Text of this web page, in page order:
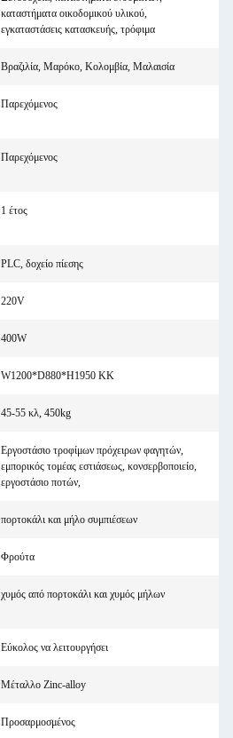
καταστήματα οικοδομικού υλικού,
εγκαταστάσεις κατασκευής, τρόφιμα
Βραζιλία, Μαρόκο, Κολομβία, Μαλαισία
Παρεχόμενος
Παρεχόμενος
1 έτος
PLC, δοχείο πίεσης
220V
400W
W1200*D880*H1950 ΚΚ
45-55 κλ, 450kg
Εργοστάσιο τροφίμων πρόχειρων φαγητών,
εμπορικός τομέας εστιάσεως, κονσερβοποιείο,
εργοστάσιο ποτών,
πορτοκάλι και μήλο συμπιέσεων
Φρούτα
χυμός από πορτοκάλι και χυμός μήλων
Εύκολος να λειτουργήσει
Μέταλλο Zinc-alloy
Προσαρμοσμένος